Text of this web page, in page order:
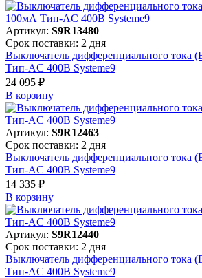
Артикул: S9R13480
Срок поставки: 2 дня
Выключатель дифференциального тока
Тип-AC 400В Systeme9
24 095 ₽
В корзинy
Артикул: S9R12463
Срок поставки: 2 дня
Выключатель дифференциального тока
Тип-AC 400В Systeme9
14 335 ₽
В корзинy
Артикул: S9R12440
Срок поставки: 2 дня
Выключатель дифференциального тока
Тип-AC 400В Systeme9